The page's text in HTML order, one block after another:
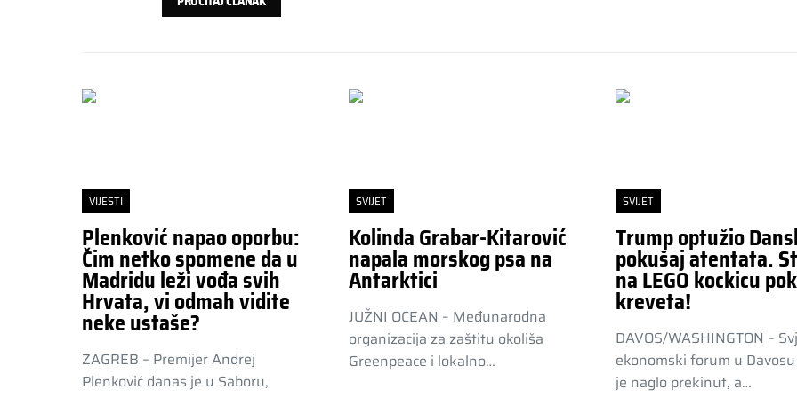
VIJESTI
Plenković napao oporbu:
Čim netko spomene da u
Madridu leži vođa svih
Hrvata, vi odmah vidite
neke ustaše?
ZAGREB – Premijer Andrej
Plenković danas je u Saboru,
SVIJET
Kolinda Grabar-Kitarović
napala morskog psa na
Antarktici
JUŽNI OCEAN – Međunarodna
organizacija za zaštitu okoliša
Greenpeace i lokalno…
SVIJET
Trump optužio
pokušaj atentata.
na LEGO kockicu
kreveta!
DAVOS/WASHINGTON –
ekonomski forum u
je naglo prekinut, a…